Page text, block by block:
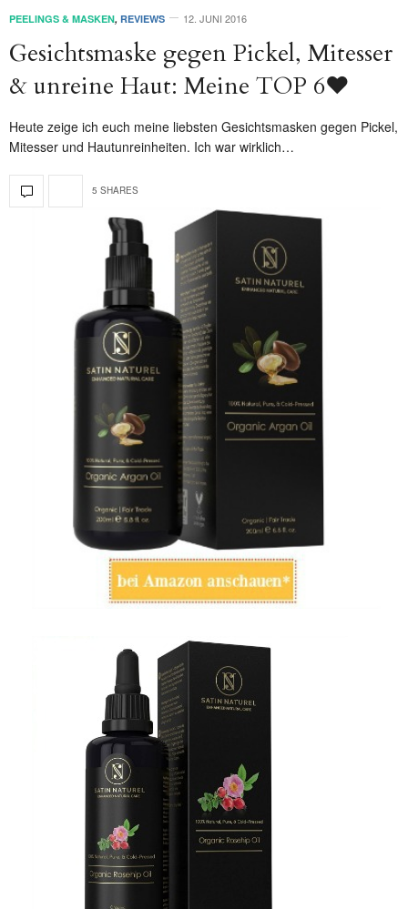
PEELINGS & MASKEN, REVIEWS 12. JUNI 2016
Gesichtsmaske gegen Pickel, Mitesser
& unreine Haut: Meine TOP 6♥
Heute zeige ich euch meine liebsten Gesichtsmasken gegen Pickel,
Mitesser und Hautunreinheiten. Ich war wirklich…
5 SHARES